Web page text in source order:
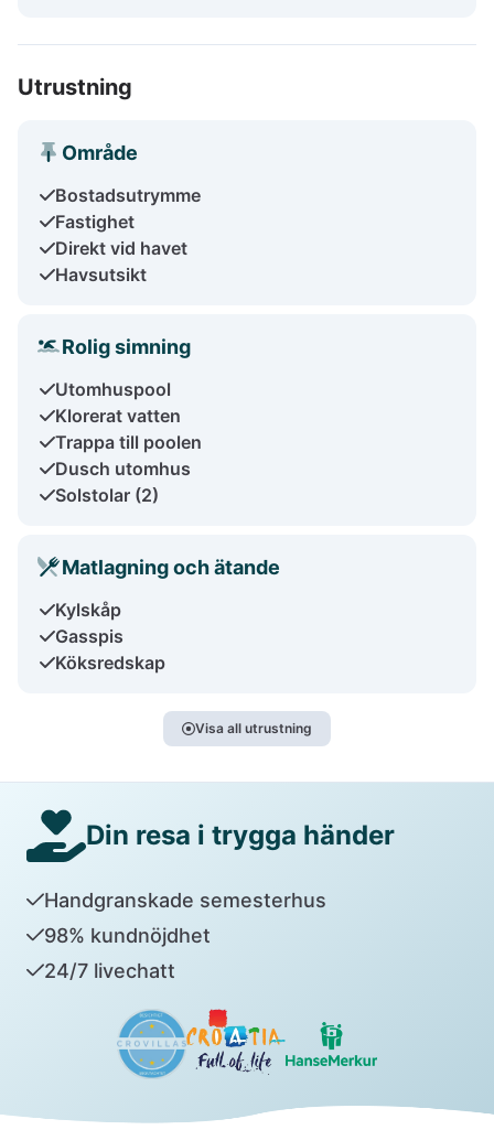
Utrustning
Område
Bostadsutrymme
Fastighet
Direkt vid havet
Havsutsikt
Rolig simning
Utomhuspool
Klorerat vatten
Trappa till poolen
Dusch utomhus
Solstolar (2)
Matlagning och ätande
Kylskåp
Gasspis
Köksredskap
Visa all utrustning
Din resa i trygga händer
Handgranskade semesterhus
98% kundnöjdhet
24/7 livechatt